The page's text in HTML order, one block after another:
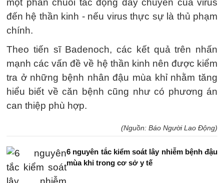
một phần chuỗi tác động dây chuyền của virus
đến hệ thần kinh - nếu virus thực sự là thủ phạm
chính.
Theo tiến sĩ Badenoch, các kết quả trên nhấn
mạnh các vấn đề về hệ thần kinh nên được kiểm
tra ở những bệnh nhân đậu mùa khỉ nhằm tăng
hiểu biết về căn bệnh cũng như có phương án
can thiệp phù hợp.
(Nguồn: Báo Người Lao Động)
6 nguyên tắc kiểm soát lây nhiễm bệnh đậu
mùa khỉ trong cơ sở y tế